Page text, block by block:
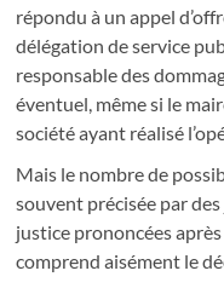
répondu à un appel
délégation de service
responsable des
éventuel, même si le
société ayant réalisé
Mais le nombre de
souvent précisée par
justice prononcées après
comprend aisément le